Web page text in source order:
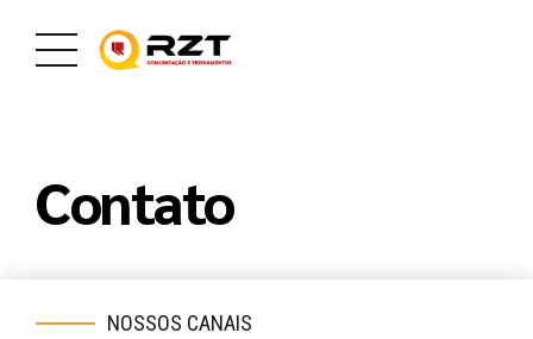
Contato
NOSSOS CANAIS